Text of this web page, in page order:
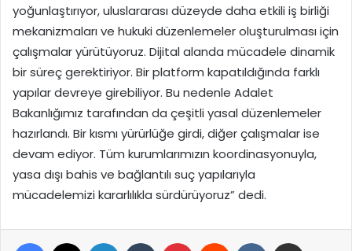
yoğunlaştırıyor, uluslararası düzeyde daha etkili iş birliği
mekanizmaları ve hukuki düzenlemeler oluşturulması için
çalışmalar yürütüyoruz. Dijital alanda mücadele dinamik
bir süreç gerektiriyor. Bir platform kapatıldığında farklı
yapılar devreye girebiliyor. Bu nedenle Adalet
Bakanlığımız tarafından da çeşitli yasal düzenlemeler
hazırlandı. Bir kısmı yürürlüğe girdi, diğer çalışmalar ise
devam ediyor. Tüm kurumlarımızın koordinasyonuyla,
yasa dışı bahis ve bağlantılı suç yapılarıyla
mücadelemizi kararlılıkla sürdürüyoruz” dedi.
Facebook LinkedIn Tumblr Pinterest Reddit VKontakte